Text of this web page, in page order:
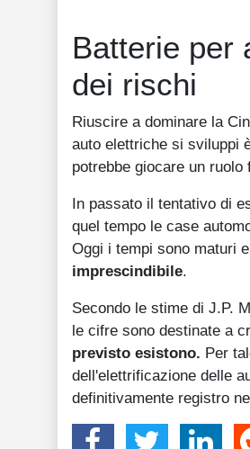
Batterie per
dei rischi
Riuscire a dominare la
auto elettriche si sviluppi
potrebbe giocare un
In passato il tentativo di
quel tempo le case
Oggi i tempi sono maturi
imprescindibile.
Secondo le stime di J.P.
le cifre sono destinate a
previsto esistono. Per
dell'elettrificazione delle
definitivamente registro